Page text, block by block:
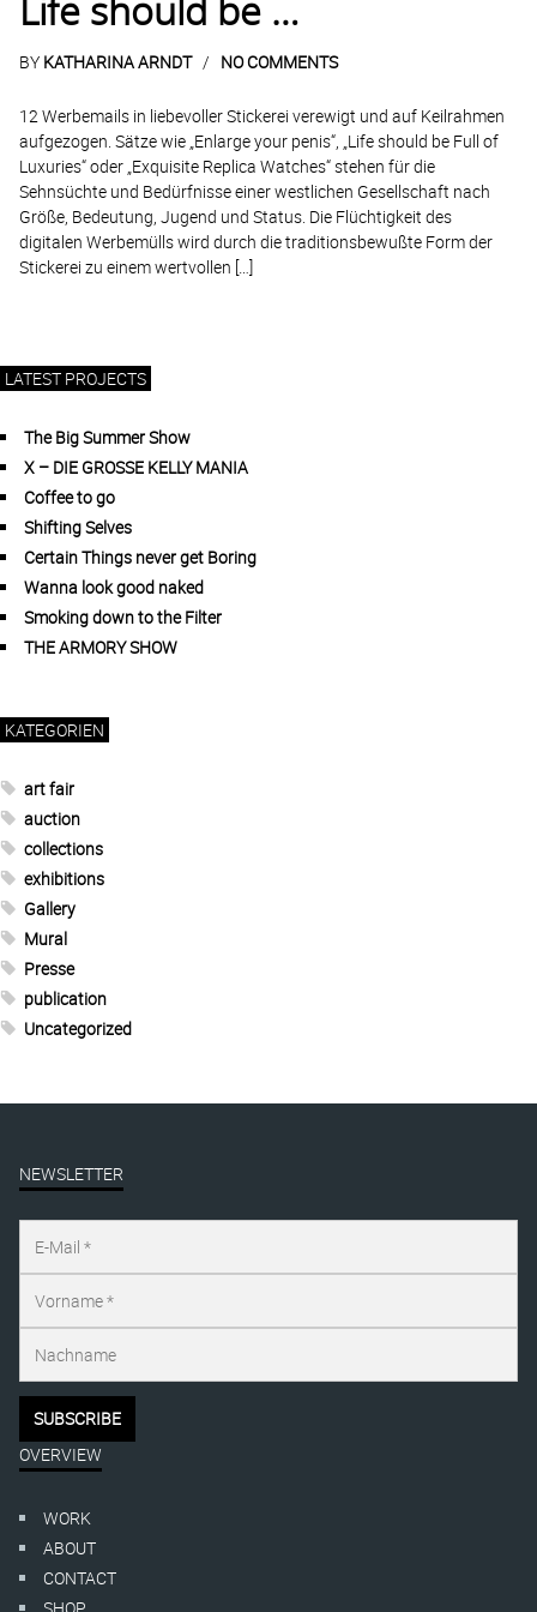
Life should be …
BY KATHARINA ARNDT NO COMMENTS
12 Werbemails in liebevoller Stickerei verewigt und auf Keilrahmen
aufgezogen. Sätze wie „Enlarge your penis“, „Life should be Full of
Luxuries“ oder „Exquisite Replica Watches“ stehen für die
Sehnsüchte und Bedürfnisse einer westlichen Gesellschaft nach
Größe, Bedeutung, Jugend und Status. Die Flüchtigkeit des
digitalen Werbemülls wird durch die traditionsbewußte Form der
Stickerei zu einem wertvollen […]
LATEST PROJECTS
The Big Summer Show
X – DIE GROSSE KELLY MANIA
Coffee to go
Shifting Selves
Certain Things never get Boring
Wanna look good naked
Smoking down to the Filter
THE ARMORY SHOW
KATEGORIEN
art fair
auction
collections
exhibitions
Gallery
Mural
Presse
publication
Uncategorized
NEWSLETTER
OVERVIEW
WORK
ABOUT
CONTACT